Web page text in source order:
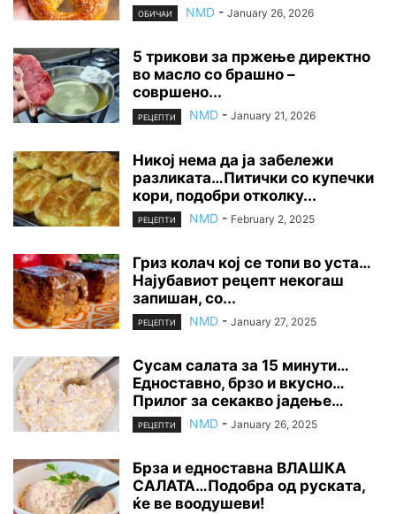
ОБИЧАИ NMD - January 26, 2026
5 трикови за пржење директно
во масло со брашно –
совршено...
РЕЦЕПТИ NMD - January 21, 2026
Никој нема да ја забележи
разликата…Питички со купечки
кори, подобри отколку...
РЕЦЕПТИ NMD - February 2, 2025
Гриз колач кој се топи во уста…
Најубавиот рецепт некогаш
запишан, со...
РЕЦЕПТИ NMD - January 27, 2025
Сусам салата за 15 минути…
Едноставно, брзо и вкусно…
Прилог за секакво јадење…
РЕЦЕПТИ NMD - January 26, 2025
Брза и едноставна ВЛАШКА
САЛАТА…Подобра од руската,
ќе ве воодушеви!